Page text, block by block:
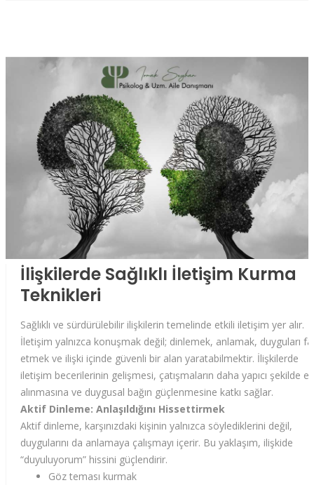
İlişkilerde Sağlıklı İletişim Kurma
Teknikleri
Sağlıklı ve sürdürülebilir ilişkilerin temelinde etkili iletişim yer alır.
İletişim yalnızca konuşmak değil; dinlemek, anlamak, duyguları
etmek ve ilişki içinde güvenli bir alan yaratabilmektir. İlişkilerde
iletişim becerilerinin gelişmesi, çatışmaların daha yapıcı şekilde
alınmasına ve duygusal bağın güçlenmesine katkı sağlar.
Aktif Dinleme: Anlaşıldığını Hissettirmek
Aktif dinleme, karşınızdaki kişinin yalnızca söylediklerini değil,
duygularını da anlamaya çalışmayı içerir. Bu yaklaşım, ilişkide
“duyuluyorum” hissini güçlendirir.
Göz teması kurmak